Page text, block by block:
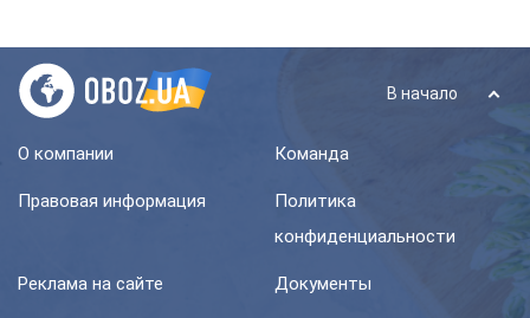
В начало
О компании Команда
Правовая информация
Политика
конфиденциальности
Реклама на сайте Документы